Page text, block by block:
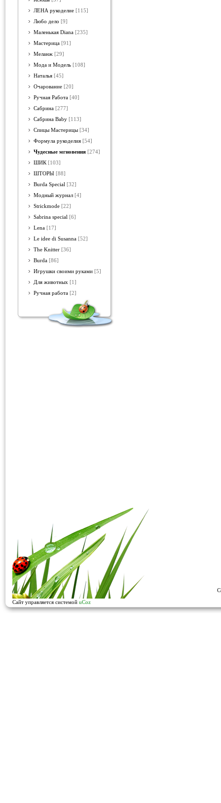
ЛЕНА рукоделие [115]
Любо дело [9]
Маленькая Diana [235]
Мастерица [91]
Меланж [29]
Мода и Модель [108]
Наталья [45]
Очарование [20]
Ручная Работа [40]
Сабрина [277]
Сабрина Baby [113]
Спицы Мастерицы [34]
Формула рукоделия [54]
Чудесные мгновения [274]
ШИК [103]
ШТОРЫ [88]
Burda Special [32]
Модный журнал [4]
Strickmode [22]
Sabrina special [6]
Lena [17]
Le idee di Susanna [52]
The Knitter [36]
Burda [86]
Игрушки своими руками [5]
Для животных [1]
Ручная работа [2]
Сайт управляется системой uCoz